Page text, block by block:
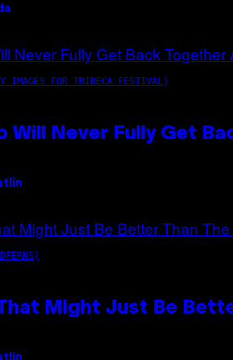
IMAGES FOR TRIBECA FESTIVAL)
Will Never Fully Get
Might Just Be